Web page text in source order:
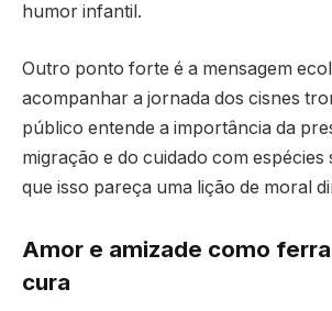
humor infantil.
Outro ponto forte é a mensagem
acompanhar a jornada dos cisnes
público entende a importância da
migração e do cuidado com espécies
que isso pareça uma lição de moral
Amor e amizade como
cura